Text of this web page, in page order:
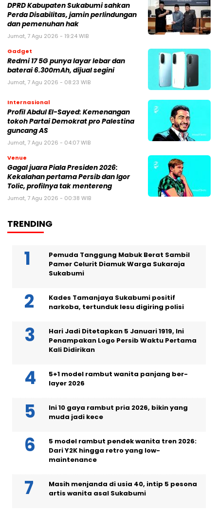
DPRD Kabupaten Sukabumi sahkan
Perda Disabilitas, jamin perlindungan
dan pemenuhan hak
Jumat, 7 Agu 2026 - 19:24 WIB
Gadget
Redmi 17 5G punya layar lebar dan
baterai 6.300mAh, dijual segini
Jumat, 7 Agu 2026 - 08:23 WIB
Internasional
Profil Abdul El-Sayed: Kemenangan
tokoh Partai Demokrat pro Palestina
guncang AS
Jumat, 7 Agu 2026 - 04:07 WIB
Venue
Gagal juara Piala Presiden 2026:
Kekalahan pertama Persib dan Igor
Tolic, profilnya tak mentereng
Jumat, 7 Agu 2026 - 00:38 WIB
TRENDING
Pemuda Tanggung Mabuk Berat Sambil
Pamer Celurit Diamuk Warga Sukaraja
Sukabumi
Kades Tamanjaya Sukabumi positif
narkoba, tertunduk lesu digiring polisi
Hari Jadi Ditetapkan 5 Januari 1919, Ini
Penampakan Logo Persib Waktu Pertama
Kali Didirikan
5+1 model rambut wanita panjang ber-
layer 2026
Ini 10 gaya rambut pria 2026, bikin yang
muda jadi kece
5 model rambut pendek wanita tren 2026:
Dari Y2K hingga retro yang low-
maintenance
Masih menjanda di usia 40, intip 5 pesona
artis wanita asal Sukabumi